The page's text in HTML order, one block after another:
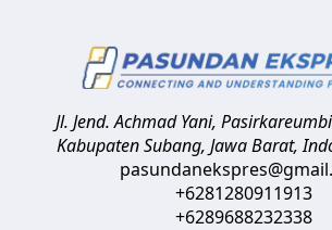
Jl. Jend. Achmad Yani, Pasirkareumbi
Kabupaten Subang, Jawa Barat,
+6281280911913
+6289688232338